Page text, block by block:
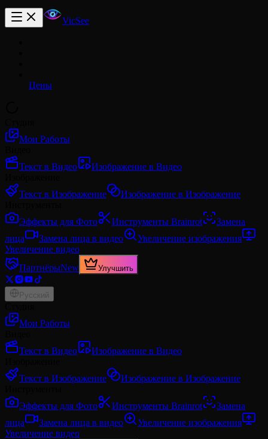
VicSee
Цены
Мои Работы
Текст в Видео
Изображение в Видео
Текст в Изображение
Изображение в Изображение
Эффекты для Фото
Инструменты Brainrot
Замена
лица
Замена лица в видео
Увеличение изображения
Увеличение видео
ПартнёрыNew Улучшить
Русский
Мои Работы
Текст в Видео
Изображение в Видео
Текст в Изображение
Изображение в Изображение
Эффекты для Фото
Инструменты Brainrot
Замена
лица
Замена лица в видео
Увеличение изображения
Увеличение видео